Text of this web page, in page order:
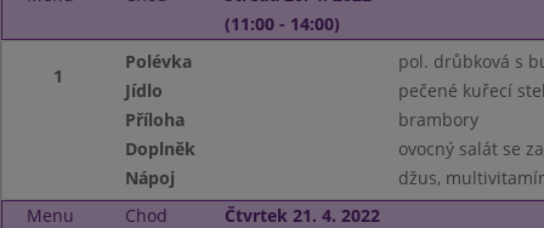
(11:00 - 14:00)
1
Polévka
pol. drůbková s
Jídlo
pečené kuřecí
Příloha
brambory
Doplněk
ovocný salát se
Nápoj
džus,
Menu
Chod
Čtvrtek 21. 4. 2022